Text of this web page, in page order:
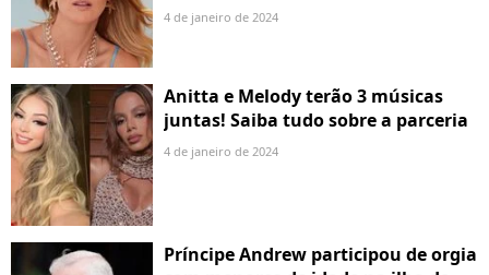
4 de janeiro de 2024
Anitta e Melody terão 3 músicas
juntas! Saiba tudo sobre a parceria
4 de janeiro de 2024
Príncipe Andrew participou de orgia